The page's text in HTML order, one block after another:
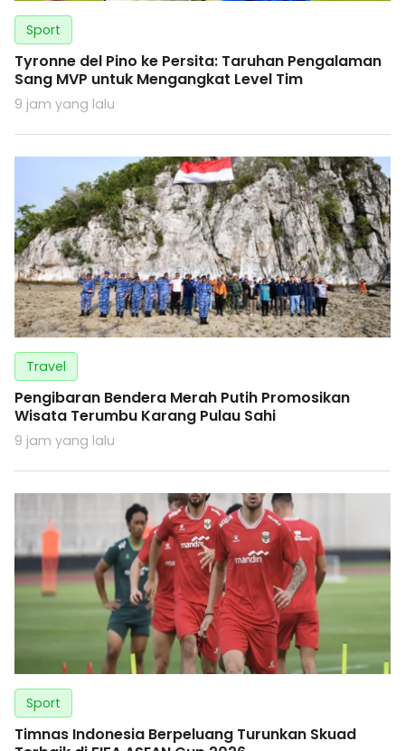
Sport
Tyronne del Pino ke Persita: Taruhan Pengalaman
Sang MVP untuk Mengangkat Level Tim
9 jam yang lalu
Travel
Pengibaran Bendera Merah Putih Promosikan
Wisata Terumbu Karang Pulau Sahi
9 jam yang lalu
Sport
Timnas Indonesia Berpeluang Turunkan Skuad